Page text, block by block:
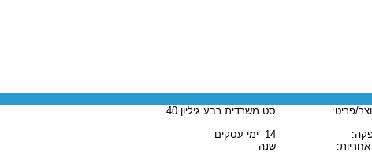
פריט:
סט משרדית רבע גיליון 40
14 ימי עסקים
שנה